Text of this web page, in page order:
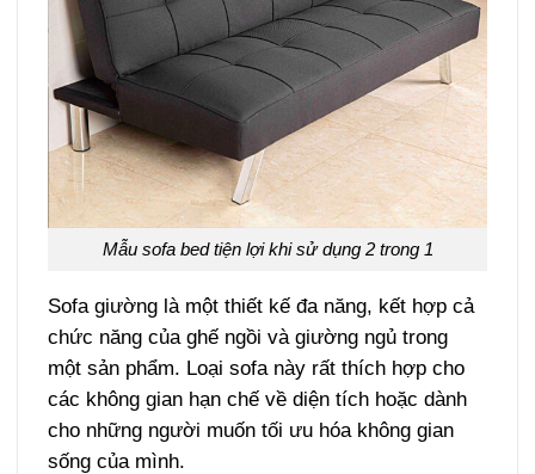
Mẫu sofa bed tiện lợi khi sử dụng 2 trong 1
Sofa giường là một thiết kế đa năng, kết hợp cả
chức năng của ghế ngồi và giường ngủ trong
một sản phẩm. Loại sofa này rất thích hợp cho
các không gian hạn chế về diện tích hoặc dành
cho những người muốn tối ưu hóa không gian
sống của mình.